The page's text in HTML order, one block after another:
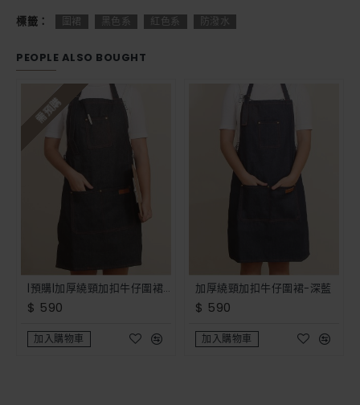
標籤： 圍裙 黑色系 紅色系 防潑水
PEOPLE ALSO BOUGHT
需預購
|預購|加厚繞頸加扣牛仔圍裙-黑色
$ 590
加入購物車
加厚繞頸加扣牛仔圍裙-深藍
$ 590
加入購物車